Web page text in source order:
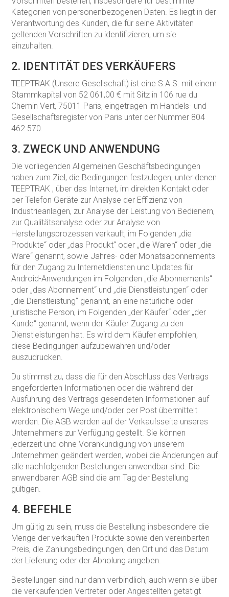
Kategorien von personenbezogenen Daten. Es liegt in der
Verantwortung des Kunden, die für seine Aktivitäten
geltenden Vorschriften zu identifizieren, um sie
einzuhalten.
2. IDENTITÄT DES VERKÄUFERS
TEEPTRAK (Unsere Gesellschaft) ist eine S.A.S. mit einem
Stammkapital von 52 061,00 € mit Sitz in 106 rue du
Chemin Vert, 75011 Paris, eingetragen im Handels- und
Gesellschaftsregister von Paris unter der Nummer 804
462 570.
3. ZWECK UND ANWENDUNG
Die vorliegenden Allgemeinen Geschäftsbedingungen
haben zum Ziel, die Bedingungen festzulegen, unter denen
TEEPTRAK , über das Internet, im direkten Kontakt oder
per Telefon Geräte zur Analyse der Effizienz von
Industrieanlagen, zur Analyse der Leistung von Bedienern,
zur Qualitätsanalyse oder zur Analyse von
Herstellungsprozessen verkauft, im Folgenden „die
Produkte“ oder „das Produkt“ oder „die Waren“ oder „die
Ware“ genannt, sowie Jahres- oder Monatsabonnements
für den Zugang zu Internetdiensten und Updates für
Android-Anwendungen im Folgenden „die Abonnements“
oder „das Abonnement“ und „die Dienstleistungen“ oder
„die Dienstleistung“ genannt, an eine natürliche oder
juristische Person, im Folgenden „der Käufer“ oder „der
Kunde“ genannt, wenn der Käufer Zugang zu den
Dienstleistungen hat. Es wird dem Käufer empfohlen,
diese Bedingungen aufzubewahren und/oder
auszudrucken.
Du stimmst zu, dass die für den Abschluss des Vertrags
angeforderten Informationen oder die während der
Ausführung des Vertrags gesendeten Informationen auf
elektronischem Wege und/oder per Post übermittelt
werden. Die AGB werden auf der Verkaufsseite unseres
Unternehmens zur Verfügung gestellt. Sie können
jederzeit und ohne Vorankündigung von unserem
Unternehmen geändert werden, wobei die Änderungen auf
alle nachfolgenden Bestellungen anwendbar sind. Die
anwendbaren AGB sind die am Tag der Bestellung
gültigen.
4. BEFEHLE
Um gültig zu sein, muss die Bestellung insbesondere die
Menge der verkauften Produkte sowie den vereinbarten
Preis, die Zahlungsbedingungen, den Ort und das Datum
der Lieferung oder der Abholung angeben.
Bestellungen sind nur dann verbindlich, auch wenn sie über
die verkaufenden Vertreter oder Angestellten getätigt